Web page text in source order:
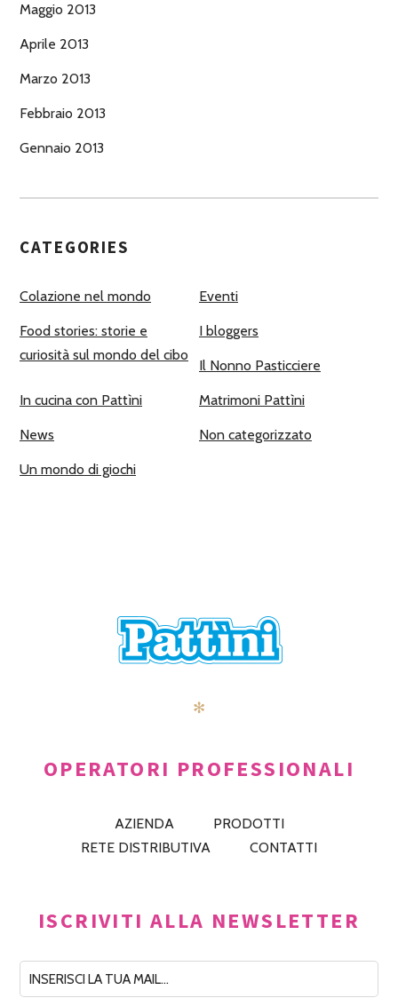
Maggio 2013
Aprile 2013
Marzo 2013
Febbraio 2013
Gennaio 2013
CATEGORIES
Colazione nel mondo Eventi
Food stories: storie e
curiosità sul mondo del cibo
I bloggers
Il Nonno Pasticciere
In cucina con Pattìni Matrimoni Pattìni
News Non categorizzato
Un mondo di giochi
✻
OPERATORI PROFESSIONALI
AZIENDA
PRODOTTI
RETE DISTRIBUTIVA
CONTATTI
ISCRIVITI ALLA NEWSLETTER